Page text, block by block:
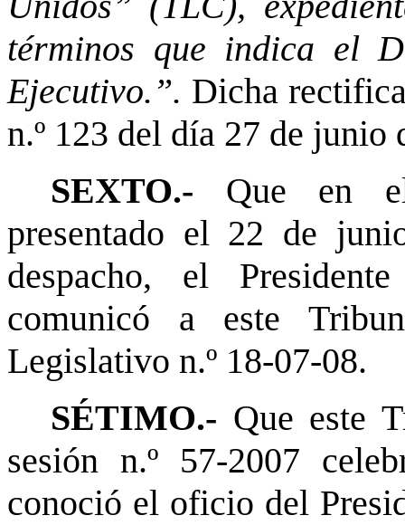
términos que indica el
Ejecutivo.”. Dicha
n.º 123 del día 27 de junio
SEXTO.- Que en
presentado el 22 de
despacho, el
comunicó a este
Legislativo n.º 18-07-08.
SÉTIMO.- Que este
sesión n.º 57-2007
conoció el oficio del